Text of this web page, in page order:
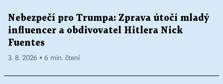
Nebezpečí pro Trumpa: Zprava útočí mladý
influencer a obdivovatel Hitlera Nick
Fuentes
3. 8. 2026 ▪ 6 min. čtení